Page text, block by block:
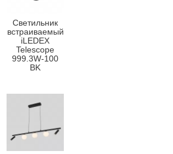
Светильник
встраиваемый
iLEDEX
Telescope
999.3W-100
BK